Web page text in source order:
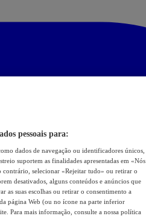
pessoais para:
dados de navegação ou identificadores únicos,
suportem as finalidades apresentadas em «Nós
contrário, selecionar «Rejeitar tudo» ou retirar o
desativados, alguns conteúdos e anúncios que
as suas escolhas ou retirar o consentimento a
página Web (ou no ícone na parte inferior
Para mais informação, consulte a nossa política